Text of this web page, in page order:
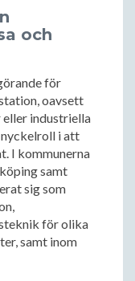
och
för
oavsett
industriella
nyckelroll i att
I kommunerna
samt
sig som
för olika
samt inom